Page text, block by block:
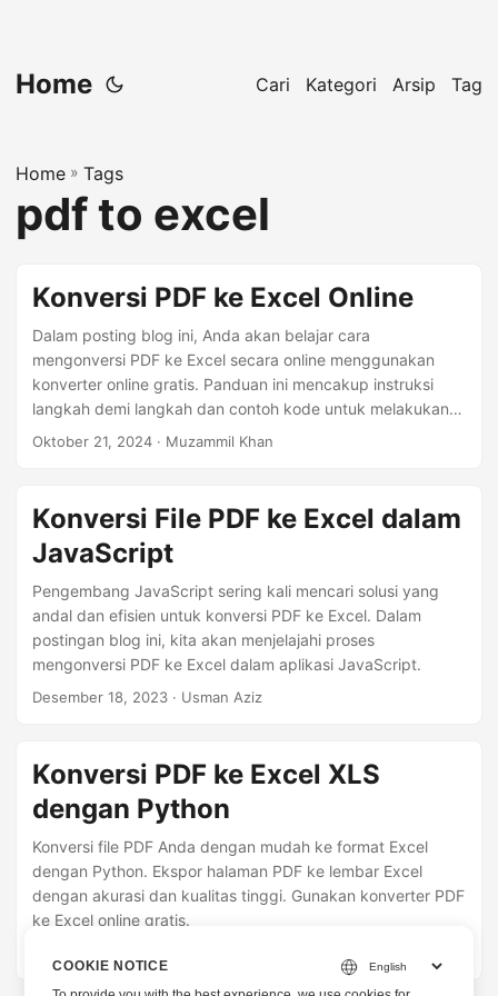
Home Cari Kategori Arsip Tag
Home » Tags
pdf to excel
Konversi PDF ke Excel Online
Dalam posting blog ini, Anda akan belajar cara
mengonversi PDF ke Excel secara online menggunakan
konverter online gratis. Panduan ini mencakup instruksi
langkah demi langkah dan contoh kode untuk melakukan
konversi ini dalam C#, Java, dan Python. Klik untuk
Oktober 21, 2024 · Muzammil Khan
Konversi File PDF ke Excel dalam
JavaScript
Pengembang JavaScript sering kali mencari solusi yang
andal dan efisien untuk konversi PDF ke Excel. Dalam
postingan blog ini, kita akan menjelajahi proses
mengonversi PDF ke Excel dalam aplikasi JavaScript.
Desember 18, 2023 · Usman Aziz
Konversi PDF ke Excel XLS
dengan Python
Konversi file PDF Anda dengan mudah ke format Excel
dengan Python. Ekspor halaman PDF ke lembar Excel
dengan akurasi dan kualitas tinggi. Gunakan konverter PDF
ke Excel online gratis.
COOKIE NOTICE